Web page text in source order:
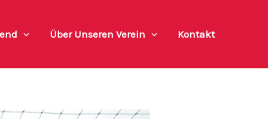
Über Unseren Verein Kontakt